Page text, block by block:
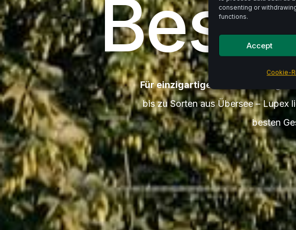
consenting or
functions.
Accept
Cookie-
Für einzigartiges Bier.
bis zu Sorten aus Übersee –
besten